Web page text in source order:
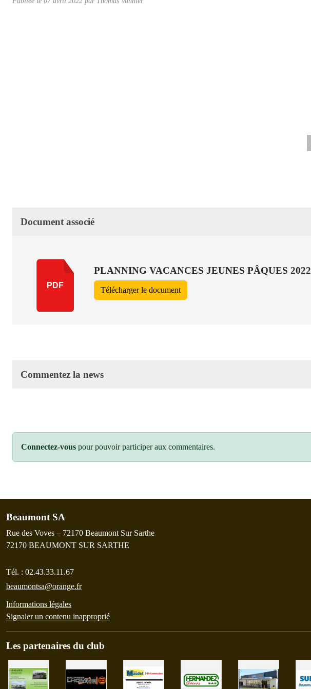
Document associé
PDF
PLANNING VACANCES JEUNES PÂQUES 2022
Télécharger le document
Commentez la news
Connectez-vous pour pouvoir participer aux commentaires.
Beaumont SA
Rue des Voves – 72170 Beaumont Sur Sarthe
72170 BEAUMONT SUR SARTHE
Tél. : 02.43.33.11.67
beaumontsa@orange.fr
Informations légales
Signaler un contenu inapproprié
Les partenaires du club